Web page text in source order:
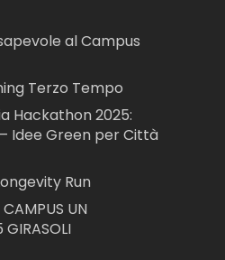
al Campus
Terzo Tempo
Hackathon 2025:
Idee Green per Città
Run
CAMPUS UN
GIRASOLI